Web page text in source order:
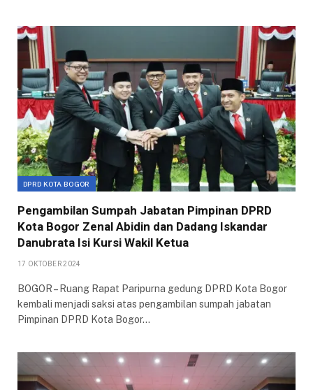
DPRD KOTA BOGOR
Pengambilan Sumpah Jabatan Pimpinan DPRD
Kota Bogor Zenal Abidin dan Dadang Iskandar
Danubrata Isi Kursi Wakil Ketua
17 OKTOBER 2024
BOGOR – Ruang Rapat Paripurna gedung DPRD Kota Bogor
kembali menjadi saksi atas pengambilan sumpah jabatan
Pimpinan DPRD Kota Bogor…